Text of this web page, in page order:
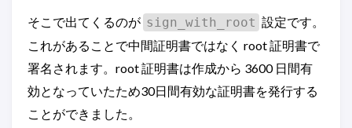
そこで出てくるのが sign_with_root 設定です。
これがあることで中間証明書ではなく root 証明書で
署名されます。root 証明書は作成から 3600 日間有
効となっていたため30日間有効な証明書を発行する
ことができました。